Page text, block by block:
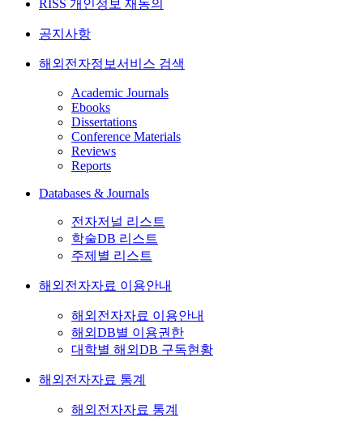
RISS 개인정보 재동의
공지사항
해외전자정보서비스 검색
Academic Journals
Ebooks
Dissertations
Conference Materials
Reviews
Reports
Databases & Journals
전자저널 리스트
학술DB 리스트
주제별 리스트
해외전자자료 이용안내
해외전자자료 이용안내
해외DB별 이용권한
대학별 해외DB 구독현황
해외전자자료 통계
해외전자자료 통계